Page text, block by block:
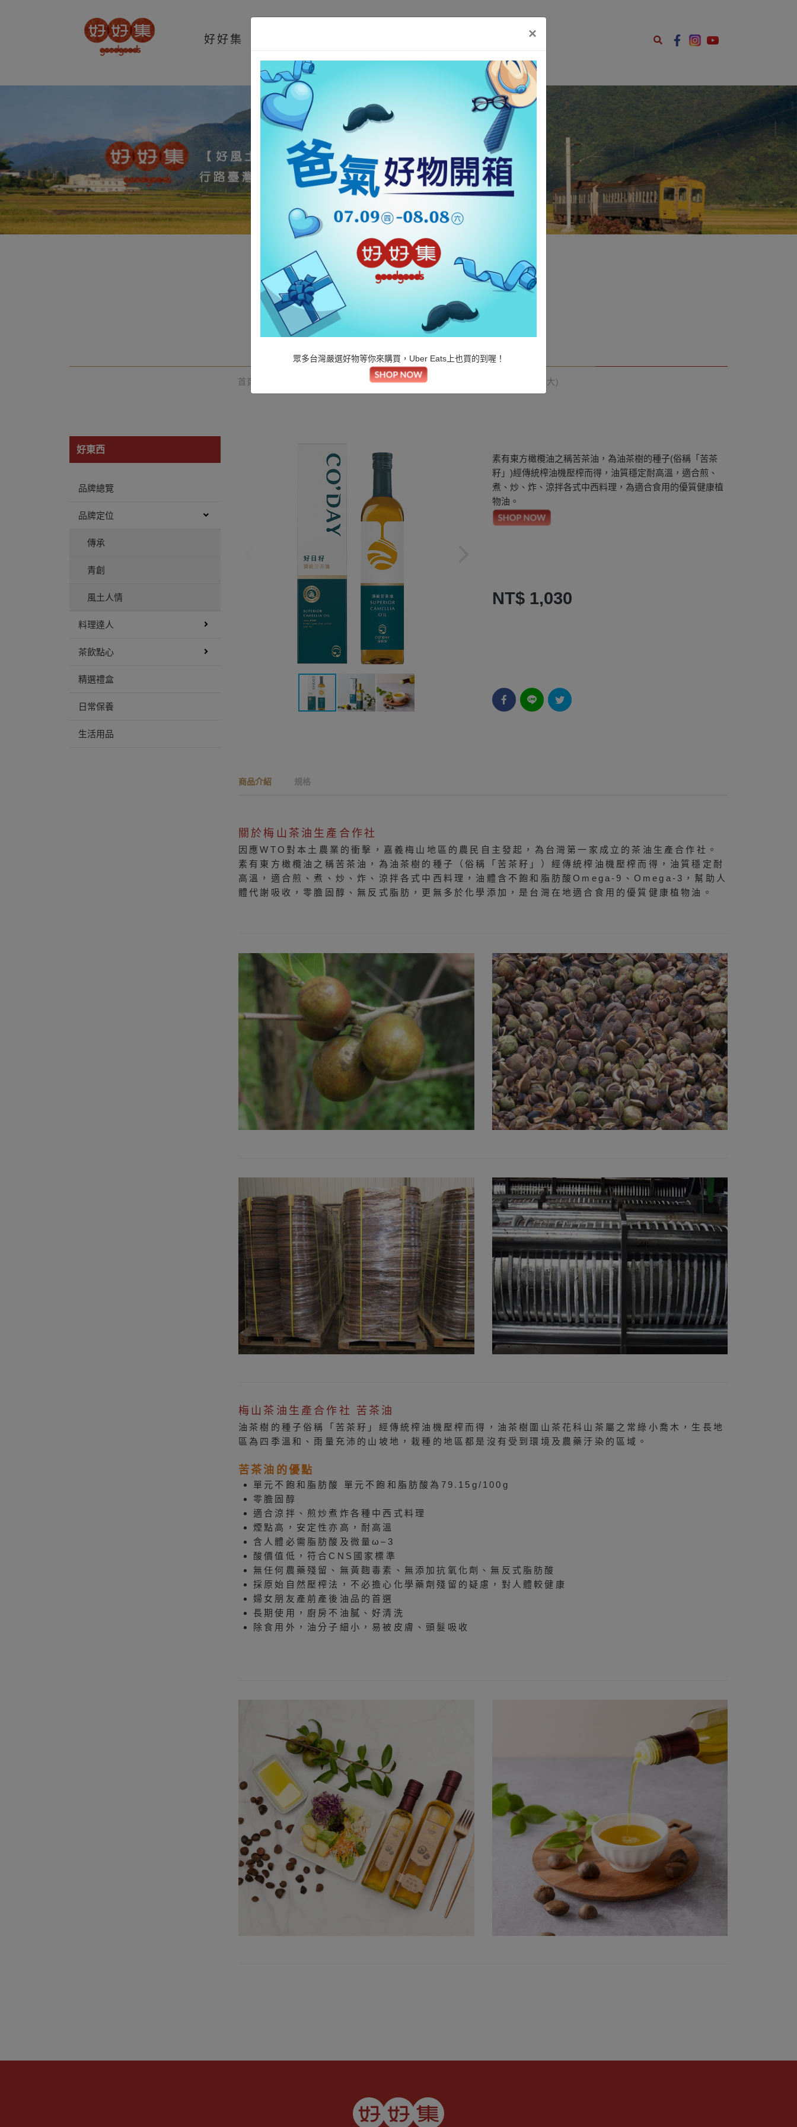
好好集
梅山茶油生產合作社
首頁 風土人情/ 梅山茶油生產合作社 梅山頂級苦茶油(大)
好東西
品牌總覽
品牌定位
傳承
青創
風土人情
料理達人
茶飲點心
精選禮盒
日常保養
生活用品
素有東方橄欖油之稱苦茶油，為油茶樹的種子(俗稱「苦茶
籽」)經傳統榨油機壓榨而得，油質穩定耐高溫，適合煎、
煮、炒、炸、涼拌各式中西料理，為適合食用的優質健康植
物油。
NT$ 1,030
商品介紹 規格
關於梅山茶油生產合作社
因應WTO對本土農業的衝擊，嘉義梅山地區的農民自主發起，為台灣第一家成立的茶油生產合作社。
素有東方橄欖油之稱苦茶油，為油茶樹的種子（俗稱「苦茶籽」）經傳統榨油機壓榨而得，油質穩定耐
高溫，適合煎、煮、炒、炸、涼拌各式中西料理，油體含不飽和脂肪酸Omega-9、Omega-3，幫助人
體代謝吸收，零膽固醇、無反式脂肪，更無多於化學添加，是台灣在地適合食用的優質健康植物油。
梅山茶油生產合作社 苦茶油
油茶樹的種子俗稱「苦茶籽」經傳統榨油機壓榨而得，油茶樹圍山茶花科山茶屬之常綠小喬木，生長地
區為四季溫和、雨量充沛的山坡地，栽種的地區都是沒有受到環境及農藥汙染的區域。
苦茶油的優點
單元不飽和脂肪酸 單元不飽和脂肪酸為79.15g/100g
零膽固醇
適合涼拌、煎炒煮炸各種中西式料理
煙點高，安定性亦高，耐高溫
含人體必需脂肪酸及微量ω–3
酸價值低，符合CNS國家標準
無任何農藥殘留、無黃麴毒素、無添加抗氧化劑、無反式脂肪酸
採原始自然壓榨法，不必擔心化學藥劑殘留的疑慮，對人體較健康
婦女朋友產前產後油品的首選
長期使用，廚房不油膩、好清洗
除食用外，油分子細小，易被皮膚、頭髮吸收
×
眾多台灣嚴選好物等你來購買，Uber Eats上也買的到喔！